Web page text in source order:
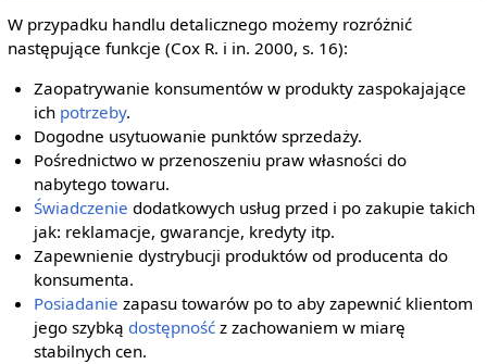
W przypadku handlu detalicznego możemy rozróżnić
następujące funkcje (Cox R. i in. 2000, s. 16):
Zaopatrywanie konsumentów w produkty zaspokajające
ich potrzeby.
Dogodne usytuowanie punktów sprzedaży.
Pośrednictwo w przenoszeniu praw własności do
nabytego towaru.
Świadczenie dodatkowych usług przed i po zakupie takich
jak: reklamacje, gwarancje, kredyty itp.
Zapewnienie dystrybucji produktów od producenta do
konsumenta.
Posiadanie zapasu towarów po to aby zapewnić klientom
jego szybką dostępność z zachowaniem w miarę
stabilnych cen.